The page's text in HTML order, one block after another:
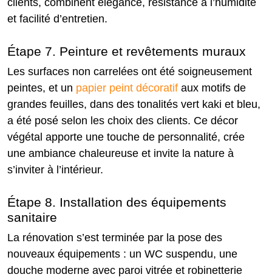
clients, combinent élégance, résistance à l’humidité
et facilité d’entretien.
Étape 7. Peinture et revêtements muraux
Les surfaces non carrelées ont été soigneusement
peintes, et un papier peint décoratif aux motifs de
grandes feuilles, dans des tonalités vert kaki et bleu,
a été posé selon les choix des clients. Ce décor
végétal apporte une touche de personnalité, crée
une ambiance chaleureuse et invite la nature à
s’inviter à l’intérieur.
Étape 8. Installation des équipements
sanitaire
La rénovation s’est terminée par la pose des
nouveaux équipements : un WC suspendu, une
douche moderne avec paroi vitrée et robinetterie